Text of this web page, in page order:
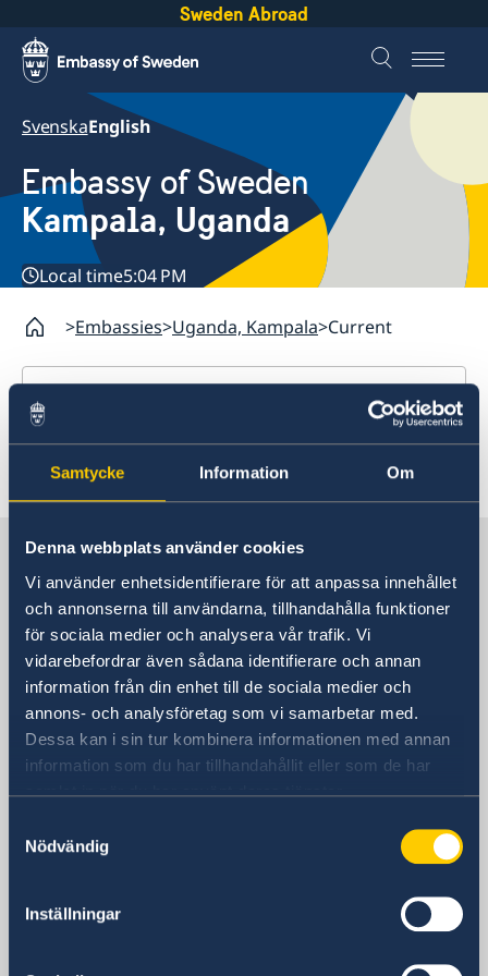
Samtycke Information Om
Denna webbplats använder cookies
Vi använder enhetsidentifierare för att anpassa innehållet
och annonserna till användarna, tillhandahålla funktioner
för sociala medier och analysera vår trafik. Vi
vidarebefordrar även sådana identifierare och annan
information från din enhet till de sociala medier och
annons- och analysföretag som vi samarbetar med.
Dessa kan i sin tur kombinera informationen med annan
information som du har tillhandahållit eller som de har
samlat in när du har använt deras tjänster.
Nödvändig
Inställningar
Sweden Abroad
SvenskaEnglish
Embassy of Sweden
Kampala, Uganda
Local time5:04 PM
Embassies Uganda, Kampala Current
Uganda, Kampala
Contact
About us
Migration and Consular fees
Procurement
Questions and Answers in relation to Procurement
Vacancies
Internship
Embassy staff
News
Quiz Makerere
Calendar
Current
Sweden in Uganda
Embassy
Visiting address
Embassy of Sweden
P.O. Box 22669
Kampala
24 Lumumba Avenue, Nakasero
Kampala
Phone